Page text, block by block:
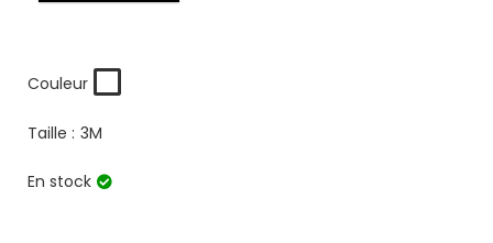
Couleur
Taille : 3M
En stock